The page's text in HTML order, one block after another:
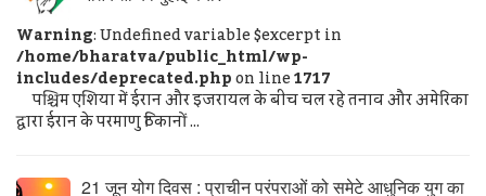
Warning: Undefined variable $excerpt in
/home/bharatva/public_html/wp-
includes/deprecated.phpon line1717
पश्चिम एशिया में ईरान और इजरायल के बीच चल रहे तनाव और अमेरिका
द्वारा ईरान के परमाणु ठिकानों ...
21 जून योग दिवस : प्राचीन परंपराओं को समेटे आधुनिक युग का